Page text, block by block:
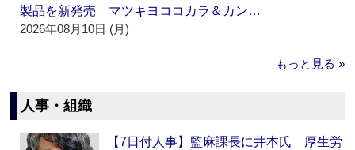
製品を新発売 マツキヨココカラ＆カン…
2026年08月10日 (月)
もっと見る »
人事・組織
【7日付人事】監麻課長に井本氏 厚生労